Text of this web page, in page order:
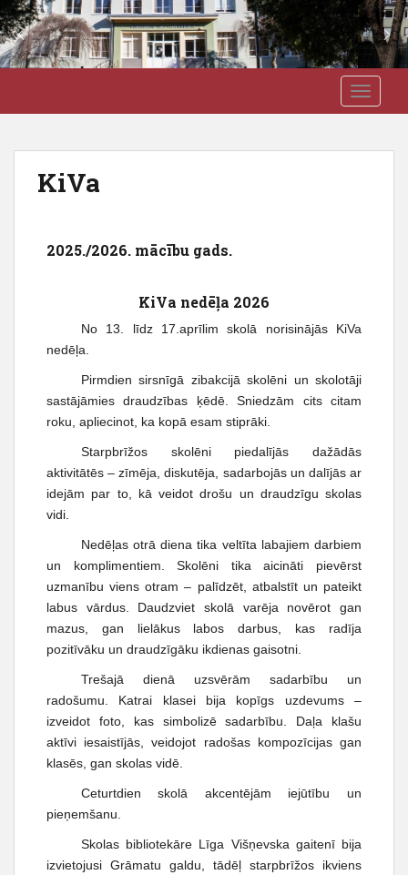
i
KiVa
2025./2026. mācību gads.
KiVa nedēļa 2026
No 13. līdz 17.aprīlim skolā norisinājās KiVa
nedēļa.
Pirmdien sirsnīgā zibakcijā skolēni un skolotāji
sastājāmies draudzības ķēdē. Sniedzām cits citam
roku, apliecinot, ka kopā esam stiprāki.
Starpbrīžos skolēni piedalījās dažādās
aktivitātēs – zīmēja, diskutēja, sadarbojās un dalījās ar
idejām par to, kā veidot drošu un draudzīgu skolas
vidi.
Nedēļas otrā diena tika veltīta labajiem darbiem
un komplimentiem. Skolēni tika aicināti pievērst
uzmanību viens otram – palīdzēt, atbalstīt un pateikt
labus vārdus. Daudzviet skolā varēja novērot gan
mazus, gan lielākus labos darbus, kas radīja
pozitīvāku un draudzīgāku ikdienas gaisotni.
Trešajā dienā uzsvērām sadarbību un
radošumu. Katrai klasei bija kopīgs uzdevums –
izveidot foto, kas simbolizē sadarbību. Daļa klašu
aktīvi iesaistījās, veidojot radošas kompozīcijas gan
klasēs, gan skolas vidē.
Ceturtdien skolā akcentējām iejūtību un
pieņemšanu.
Skolas bibliotekāre Līga Višņevska gaitenī bija
izvietojusi Grāmatu galdu, tādēļ starpbrīžos ikviens